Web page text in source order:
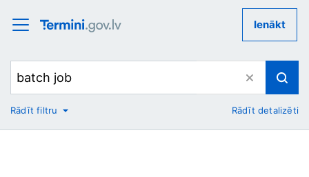
Ienākt
No
Rādīt filtru Rādīt detalizēti